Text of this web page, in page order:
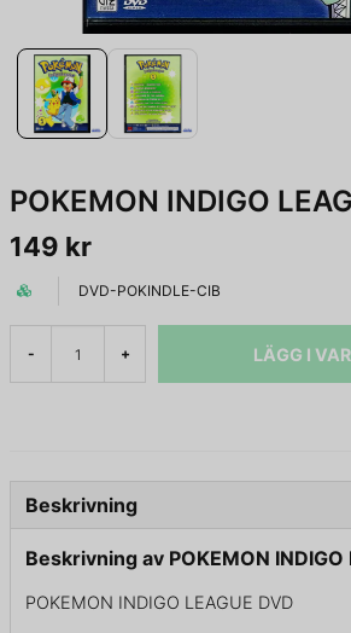
POKEMON INDIGO
149 kr
DVD-POKINDLE-CIB
- + LÄGG I
Beskrivning
Beskrivning av POKEMON INDIGO
POKEMON INDIGO LEAGUE DVD